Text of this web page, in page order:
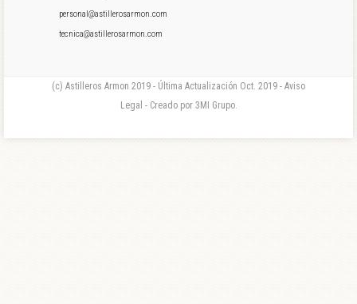
personal@astillerosarmon.com
tecnica@astillerosarmon.com
(c) Astilleros Armon 2019 - Última Actualización Oct. 2019 - Aviso
Legal - Creado por 3MI Grupo.